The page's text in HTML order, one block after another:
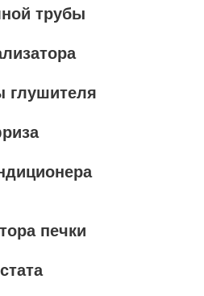
трубы
глушителя
печки